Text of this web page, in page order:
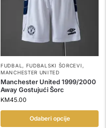
FUDBAL , FUDBALSKI ŠORCEVI ,
MANCHESTER UNITED
Manchester United 1999/2000
Away Gostujući Šorc
KM45.00
Odaberi opcije